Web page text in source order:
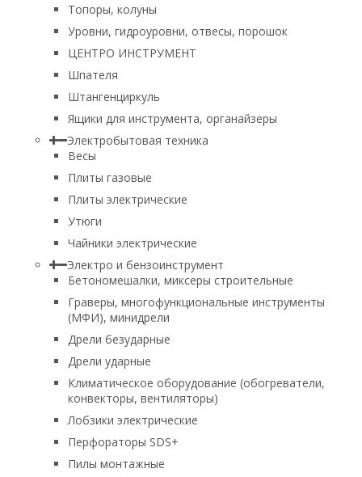
Топоры, колуны
Уровни, гидроуровни, отвесы, порошок
ЦЕНТРО ИНСТРУМЕНТ
Шпателя
Штангенциркуль
Ящики для инструмента, органайзеры
Электробытовая техника
Весы
Плиты газовые
Плиты электрические
Утюги
Чайники электрические
Электро и бензоинструмент
Бетономешалки, миксеры строительные
Граверы, многофункциональные инструменты
(МФИ), минидрели
Дрели безударные
Дрели ударные
Климатическое оборудование (обогреватели,
конвекторы, вентиляторы)
Лобзики электрические
Перфораторы SDS+
Пилы монтажные